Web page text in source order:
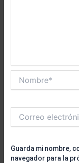
electrónico*
Guarda mi nombre,
navegador para la